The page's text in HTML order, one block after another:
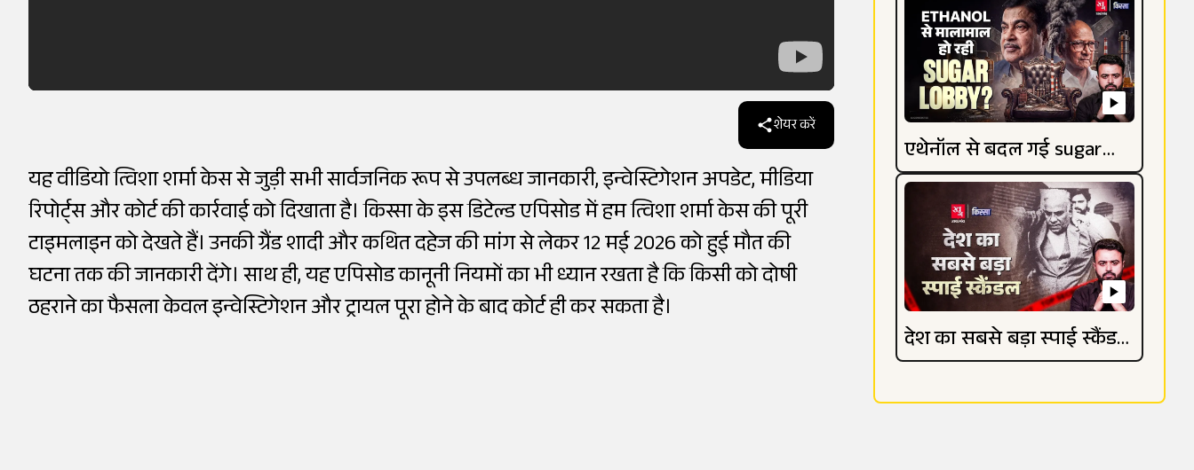
शेयर करें
यह वीडियो त्विशा शर्मा केस से जुड़ी सभी सार्वजनिक रूप से उपलब्ध जानकारी, इन्वेस्टिगेशन अपडेट, मीडिया
रिपोर्ट्स और कोर्ट की कार्रवाई को दिखाता है। किस्सा के इस डिटेल्ड एपिसोड में हम त्विशा शर्मा केस की पूरी
टाइमलाइन को देखते हैं। उनकी ग्रैंड शादी और कथित दहेज की मांग से लेकर 12 मई 2026 को हुई मौत की
घटना तक की जानकारी देंगे। साथ ही, यह एपिसोड कानूनी नियमों का भी ध्यान रखता है कि किसी को दोषी
ठहराने का फैसला केवल इन्वेस्टिगेशन और ट्रायल पूरा होने के बाद कोर्ट ही कर सकता है।
एथेनॉल से बदल गई sugar
lobby की किस्मत
देश का सबसे बड़ा स्पाई स्कैंडल
जानिए